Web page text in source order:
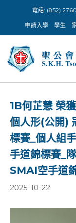
content
電話: (852)
申請入學 學生
1B何芷慧 榮
個人形(公開)
標賽_個人組
手道錦標賽_
SMAI空手道
2025-10-22